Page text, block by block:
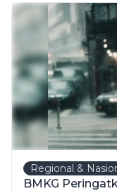
Regional &
BMKG